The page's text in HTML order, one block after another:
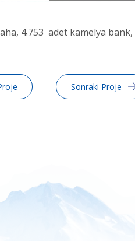
4.753 adet kamelya bank,
Sonraki Proje